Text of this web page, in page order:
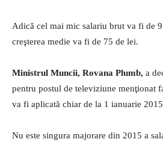
Adică cel mai mic salariu brut va fi de
creşterea medie va fi de 75 de lei.
Ministrul Muncii, Rovana Plumb, a
pentru postul de televiziune menţionat
va fi aplicată chiar de la 1 ianuarie
Nu este singura majorare din 2015 a